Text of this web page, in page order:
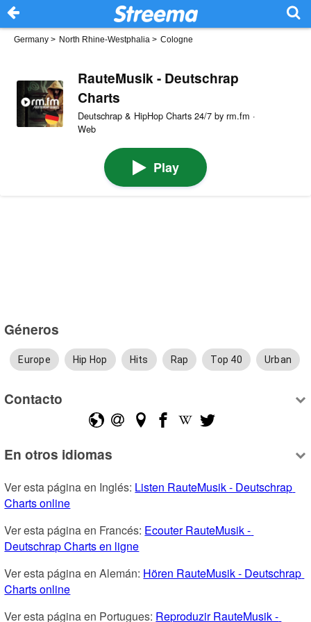
Germany > North Rhine-Westphalia > Cologne
RauteMusik - Deutschrap
Charts
Deutschrap & HipHop Charts 24/7 by rm.fm ·
Web
Play
Géneros
Europe Hip Hop Hits Rap Top 40 Urban
Contacto
En otros idiomas
Ver esta página en Inglés: Listen RauteMusik - Deutschrap
Charts online
Ver esta página en Francés: Ecouter RauteMusik -
Deutschrap Charts en ligne
Ver esta página en Alemán: Hören RauteMusik - Deutschrap
Charts online
Ver esta página en Portugues: Reproduzir RauteMusik -